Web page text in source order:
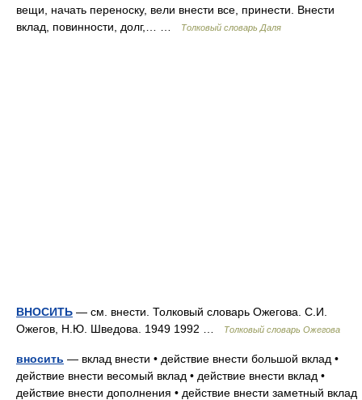
вещи, начать переноску, вели внести все, принести. Внести
вклад, повинности, долг,… …
Толковый словарь Даля
ВНОСИТЬ — см. внести. Толковый словарь Ожегова. С.И.
Ожегов, Н.Ю. Шведова. 1949 1992 …
Толковый словарь Ожегова
вносить — вклад внести • действие внести большой вклад •
действие внести весомый вклад • действие внести вклад •
действие внести дополнения • действие внести заметный вклад